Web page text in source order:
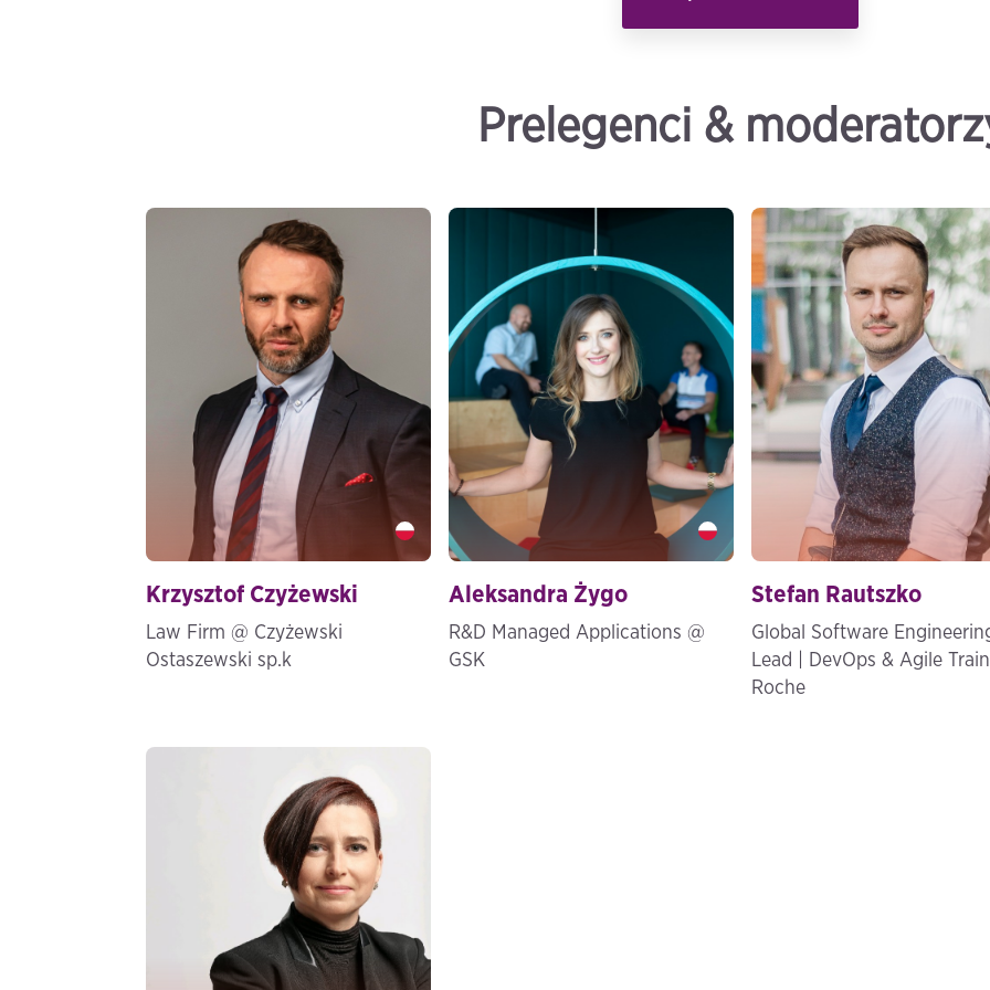
Prelegenci &
Krzysztof Czyżewski
Law Firm @ Czyżewski
Ostaszewski sp.k
Aleksandra Żygo
R&D Managed Applications @
GSK
Stefan Rautszko
Global Software
Lead | DevOps & Agile
Roche